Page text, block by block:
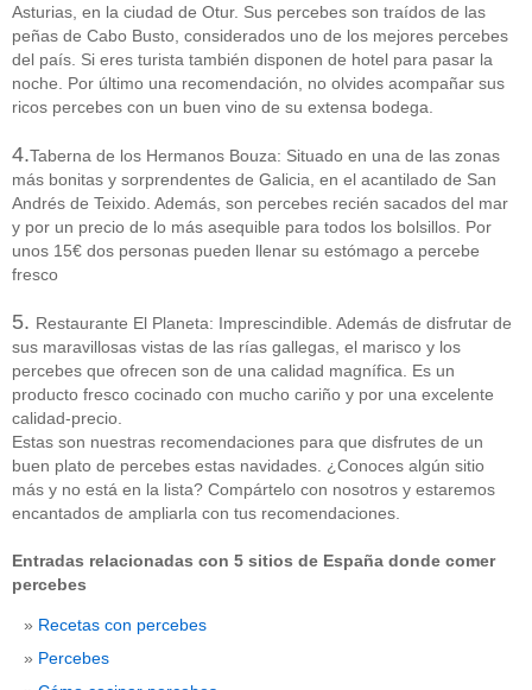
CATEGORÍAS
Sin categoría(207)
Asturias, en la ciudad de Otur. Sus percebes son traídos de las
peñas de Cabo Busto, considerados uno de los mejores percebes
del país. Si eres turista también disponen de hotel para pasar la
noche. Por último una recomendación, no olvides acompañar sus
ricos percebes con un buen vino de su extensa bodega.
4.Taberna de los Hermanos Bouza: Situado en una de las zonas
más bonitas y sorprendentes de Galicia, en el acantilado de San
Andrés de Teixido. Además, son percebes recién sacados del mar
y por un precio de lo más asequible para todos los bolsillos. Por
unos 15€ dos personas pueden llenar su estómago a percebe
fresco
5. Restaurante El Planeta: Imprescindible. Además de disfrutar de
sus maravillosas vistas de las rías gallegas, el marisco y los
percebes que ofrecen son de una calidad magnífica. Es un
producto fresco cocinado con mucho cariño y por una excelente
calidad-precio.
Estas son nuestras recomendaciones para que disfrutes de un
buen plato de percebes estas navidades. ¿Conoces algún sitio
más y no está en la lista? Compártelo con nosotros y estaremos
encantados de ampliarla con tus recomendaciones.
Entradas relacionadas con 5 sitios de España donde comer
percebes
Recetas con percebes
Percebes